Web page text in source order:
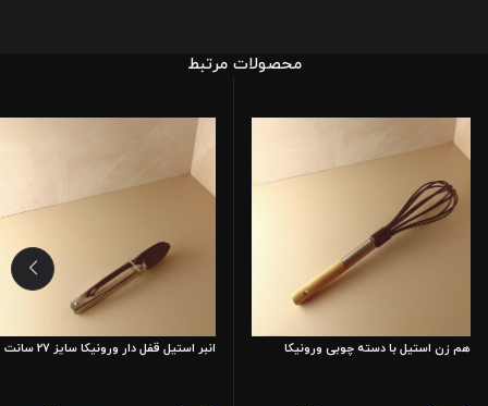
محصولات مرتبط
هم زن استیل با دسته چوبی ورونیکا انبر استیل قفل دار ورونیکا سایز 27 سانت